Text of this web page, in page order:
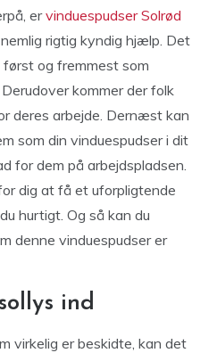
ervinduespudser Solrød
rigtig kyndig hjælp. Det
og fremmest som
kommer der folk
deres arbejde. Dernæst kan
som din vinduespudser i dit
for dem på arbejdspladsen.
dig at få et uforpligtende
hurtigt. Og så kan du
denne vinduespudser er
ind
virkelig er beskidte, kan det